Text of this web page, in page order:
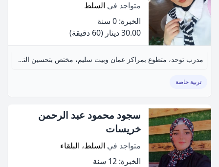
متواجد في السلط
الخبرة: 0 سنة
30.00 دينار
(60 دقيقة)
مدرب توحد، متطوع بمراكز عمان وبيت سليم، مختص بتحسين التواصل البصري والاستقلال الذاتي.
تربية خاصة
سجود محمود عبد الرحمن
خريسات
متواجد في السلط، البلقاء
الخبرة: 12 سنة